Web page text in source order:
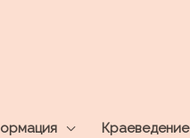
Краеведение